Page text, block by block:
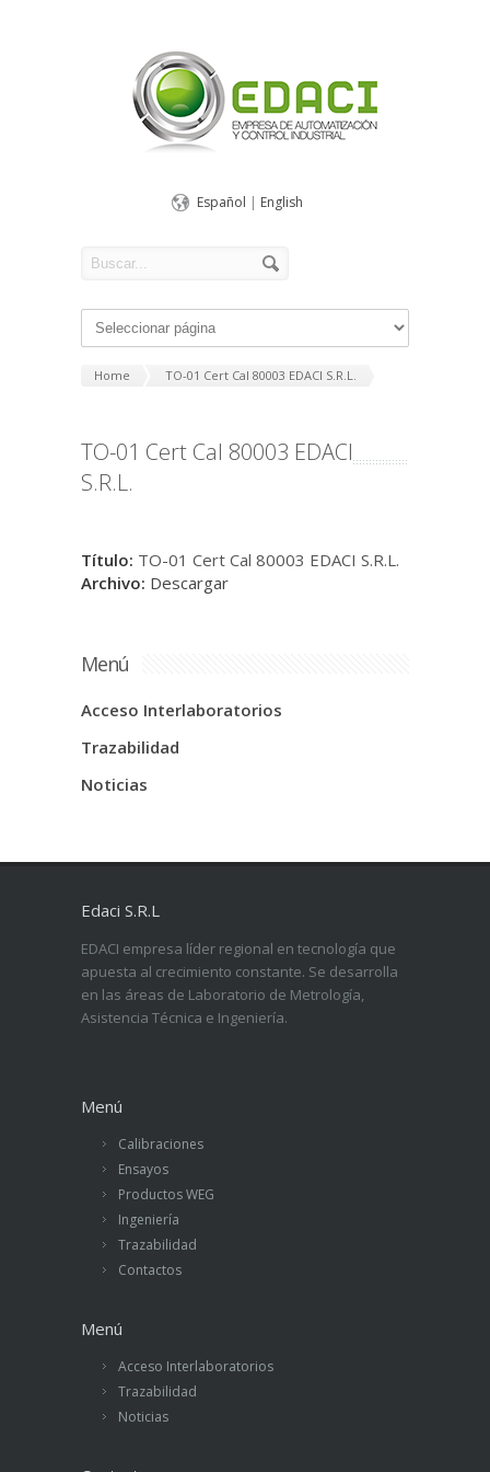
Español | English
Home TO-01 Cert Cal 80003 EDACI S.R.L.
TO-01 Cert Cal 80003 EDACI
S.R.L.
Título: TO-01 Cert Cal 80003 EDACI S.R.L.
Archivo: Descargar
Menú
Acceso Interlaboratorios
Trazabilidad
Noticias
Edaci S.R.L
EDACI empresa líder regional en tecnología que
apuesta al crecimiento constante. Se desarrolla
en las áreas de Laboratorio de Metrología,
Asistencia Técnica e Ingeniería.
Menú
Calibraciones
Ensayos
Productos WEG
Ingeniería
Trazabilidad
Contactos
Menú
Acceso Interlaboratorios
Trazabilidad
Noticias